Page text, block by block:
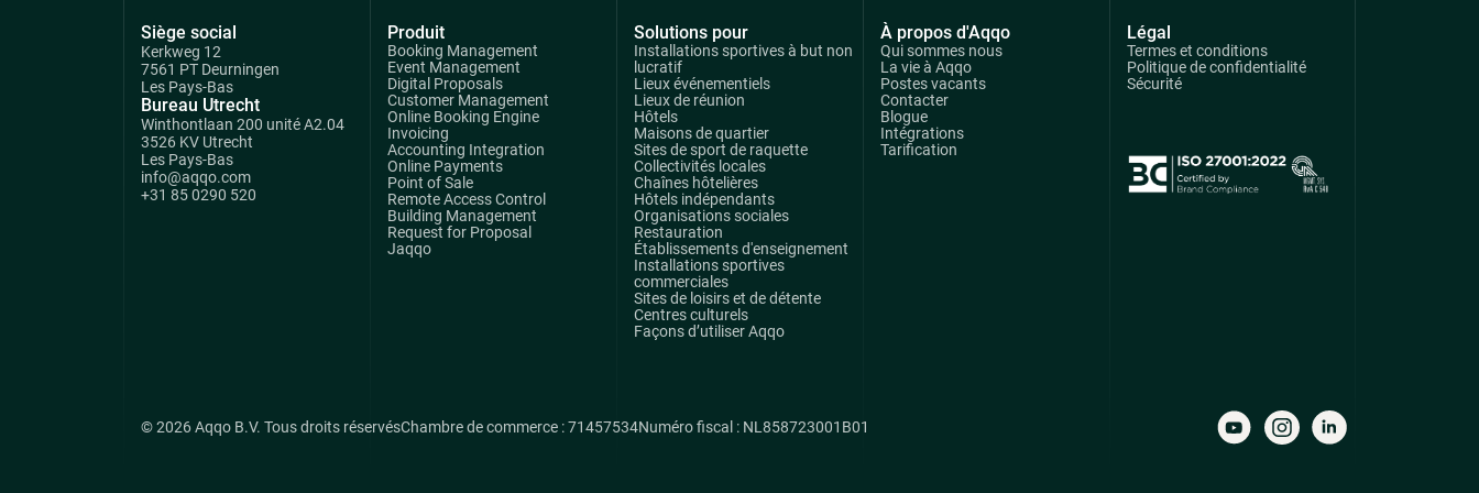
Siège social
Kerkweg 12
7561 PT Deurningen
Les Pays-Bas
Bureau Utrecht
Winthontlaan 200 unité A2.04
3526 KV Utrecht
Les Pays-Bas
info@aqqo.com
+31 85 0290 520
Produit
Booking Management
Event Management
Digital Proposals
Customer Management
Online Booking Engine
Invoicing
Accounting Integration
Online Payments
Point of Sale
Remote Access Control
Building Management
Request for Proposal
Jaqqo
Solutions pour
Installations sportives à but non
lucratif
Lieux événementiels
Lieux de réunion
Hôtels
Maisons de quartier
Sites de sport de raquette
Collectivités locales
Chaînes hôtelières
Hôtels indépendants
Organisations sociales
Restauration
Établissements d'enseignement
Installations sportives
commerciales
Sites de loisirs et de détente
Centres culturels
Façons d’utiliser Aqqo
À propos d'Aqqo
Qui sommes nous
La vie à Aqqo
Postes vacants
Contacter
Blogue
Intégrations
Tarification
Légal
Termes et conditions
Politique de confidentialité
Sécurité
© 2026 Aqqo B.V. Tous droits réservésChambre de commerce : 71457534Numéro fiscal : NL858723001B01